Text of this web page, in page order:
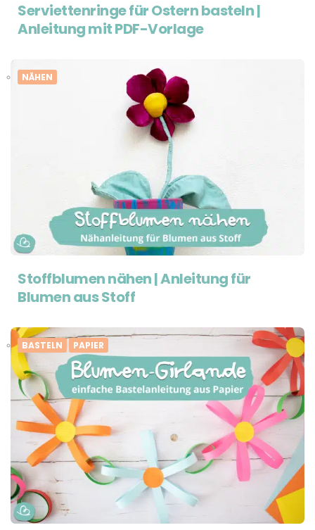
Serviettenringe für Ostern basteln |
Anleitung mit PDF-Vorlage
NÄHEN
Stoffblumen nähen | Anleitung für
Blumen aus Stoff
BASTELN PAPIER